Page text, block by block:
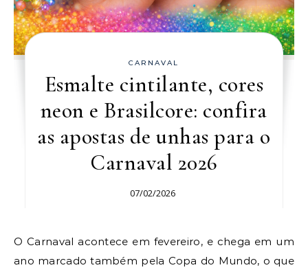
CARNAVAL
Esmalte cintilante, cores
neon e Brasilcore: confira
as apostas de unhas para o
Carnaval 2026
07/02/2026
O Carnaval acontece em fevereiro, e chega em um
ano marcado também pela Copa do Mundo, o que